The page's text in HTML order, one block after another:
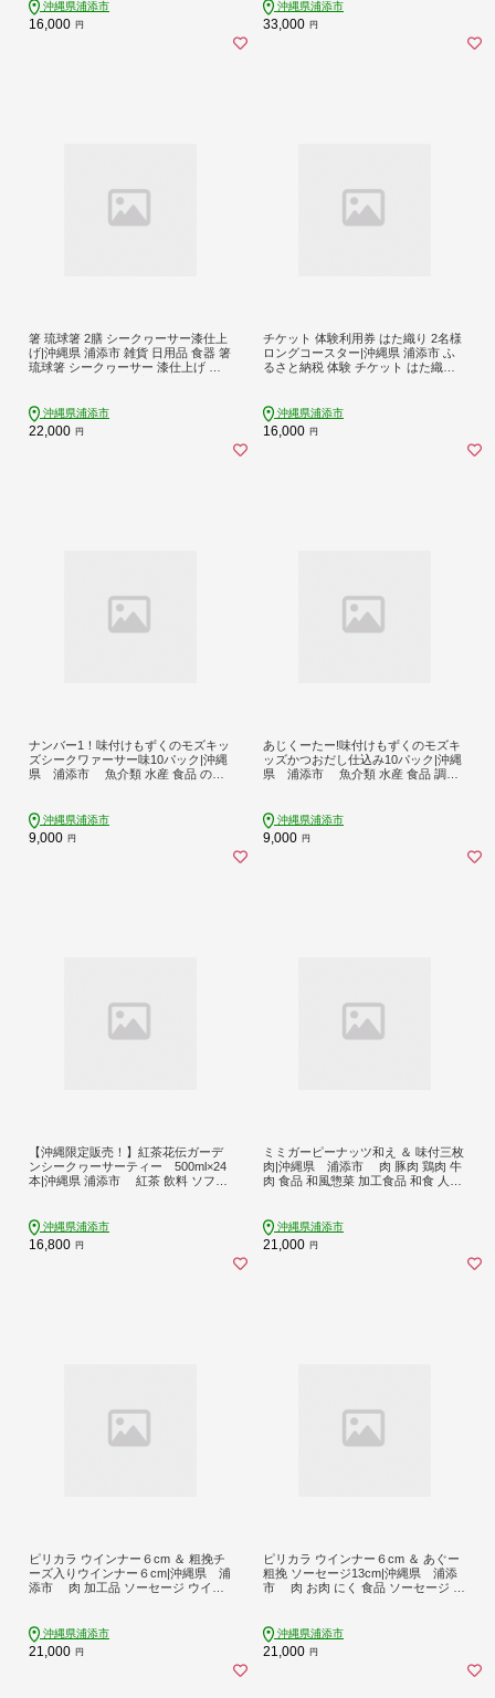
沖縄県浦添市
16,000 円
沖縄県浦添市
33,000 円
箸 琉球箸 2膳 シークヮーサー漆仕上
げ|沖縄県 浦添市 雑貨 日用品 食器 箸
琉球箸 シークヮーサー 漆仕上げ グ
沖縄県浦添市
22,000 円
チケット 体験利用券 はた織り 2名様
ロングコースター|沖縄県 浦添市 ふ
るさと納税 体験 チケット はた織り
沖縄県浦添市
16,000 円
ナンバー1！味付けもずくのモズキッ
ズシークワァーサー味10パック|沖縄
県 浦添市 魚介類 水産 食品 のり
沖縄県浦添市
9,000 円
あじくーたー!味付けもずくのモズキ
ッズかつおだし仕込み10パック|沖縄
県 浦添市 魚介類 水産 食品 調味
沖縄県浦添市
9,000 円
【沖縄限定販売！】紅茶花伝ガーデ
ンシークヮーサーティー 500ml×24
本|沖縄県 浦添市 紅茶 飲料 ソフト
沖縄県浦添市
16,800 円
ミミガーピーナッツ和え ＆ 味付三枚
肉|沖縄県 浦添市 肉 豚肉 鶏肉 牛
肉 食品 和風惣菜 加工食品 和食 人気
沖縄県浦添市
21,000 円
ピリカラ ウインナー６cm ＆ 粗挽チ
ーズ入りウインナー６cm|沖縄県 浦
添市 肉 加工品 ソーセージ ウイン
沖縄県浦添市
21,000 円
ピリカラ ウインナー６cm ＆ あぐー
粗挽 ソーセージ13cm|沖縄県 浦添
市 肉 お肉 にく 食品 ソーセージ 人
沖縄県浦添市
21,000 円